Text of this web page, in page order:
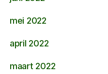
mei 2022
april 2022
maart 2022